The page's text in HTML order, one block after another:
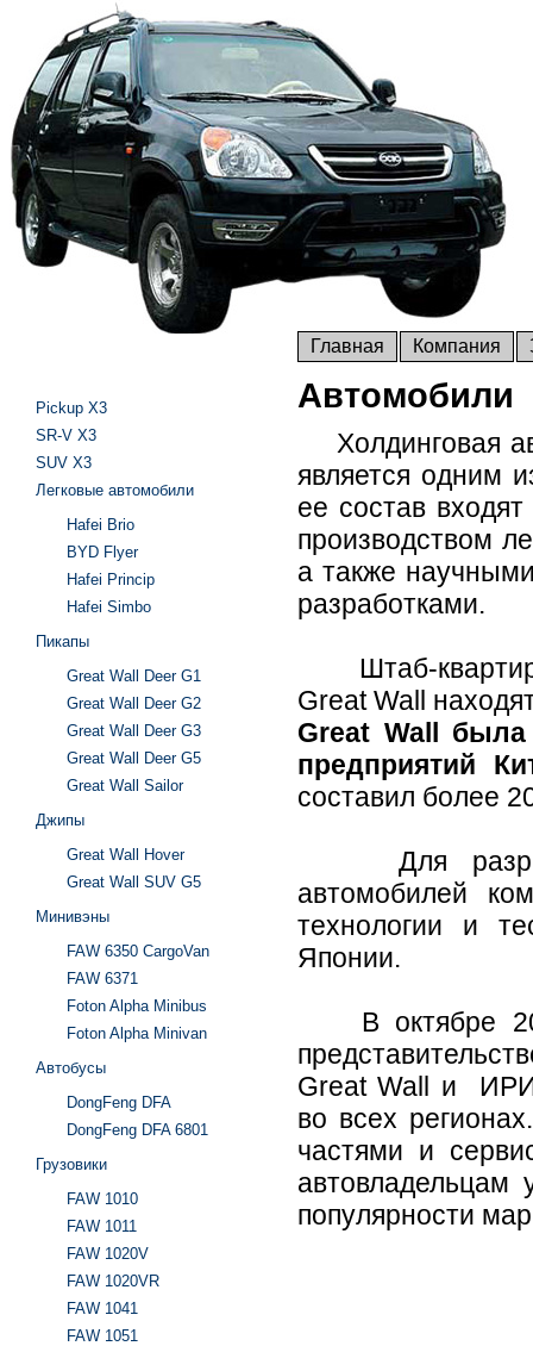
Главная Компания
Автомобили
Холдинговая
является одним
ее состав
производством
а также
разработками.
Штаб-
Great Wall
Great Wall
предприятий
составил более
Для
автомобилей
технологии и
Японии.
В октябре
Great Wall и
во всех
частями и
автовладельцам
популярности
Pickup X3
SR-V X3
SUV X3
Легковые автомобили
Hafei Brio
BYD Flyer
Hafei Princip
Hafei Simbo
Пикапы
Great Wall Deer G1
Great Wall Deer G2
Great Wall Deer G3
Great Wall Deer G5
Great Wall Sailor
Джипы
Great Wall Hover
Great Wall SUV G5
Минивэны
FAW 6350 CargoVan
FAW 6371
Foton Alpha Minibus
Foton Alpha Minivan
Автобусы
DongFeng DFA
DongFeng DFA 6801
Грузовики
FAW 1010
FAW 1011
FAW 1020V
FAW 1020VR
FAW 1041
FAW 1051